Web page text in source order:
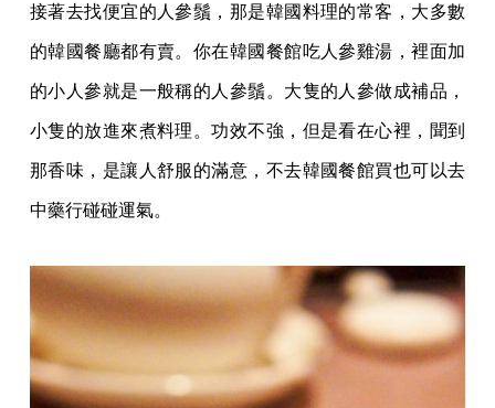
接著去找便宜的人參鬚，那是韓國料理的常客，大多數
的韓國餐廳都有賣。你在韓國餐館吃人參雞湯，裡面加
的小人參就是一般稱的人參鬚。大隻的人參做成補品，
小隻的放進來煮料理。功效不強，但是看在心裡，聞到
那香味，是讓人舒服的滿意，不去韓國餐館買也可以去
中藥行碰碰運氣。